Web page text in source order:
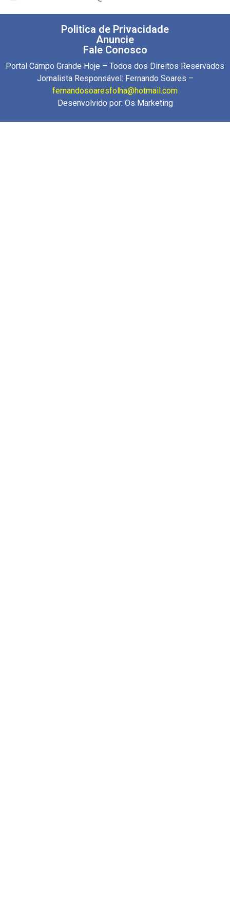
Politica de Privacidade
Anuncie
Fale Conosco
Portal Campo Grande Hoje – Todos dos Direitos Reservados
Jornalista Responsável: Fernando Soares –
fernandosoaresfolha@hotmail.com
Desenvolvido por: Os Marketing